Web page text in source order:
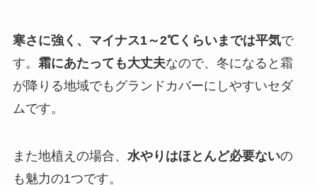
寒さに強く、マイナス1～2℃くらいまでは平気で
す。 霜にあたっても大丈夫なので、冬になると霜
が降りる地域でもグランドカバーにしやすいセダ
ムです。
また地植えの場合、 水やりはほとんど必要ないの
も魅力の1つです。